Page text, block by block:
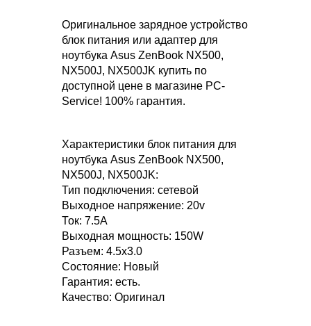
Оригинальное зарядное устройство
блок питания или адаптер для
ноутбука Asus ZenBook NX500,
NX500J, NX500JK купить по
доступной цене в магазине PC-
Service! 100% гарантия.
Характеристики блок питания для
ноутбука Asus ZenBook NX500,
NX500J, NX500JK:
Тип подключения: сетевой
Выходное напряжение: 20v
Ток: 7.5A
Выходная мощность: 150W
Разъем: 4.5x3.0
Состояние: Новый
Гарантия: есть.
Качество: Оригинал